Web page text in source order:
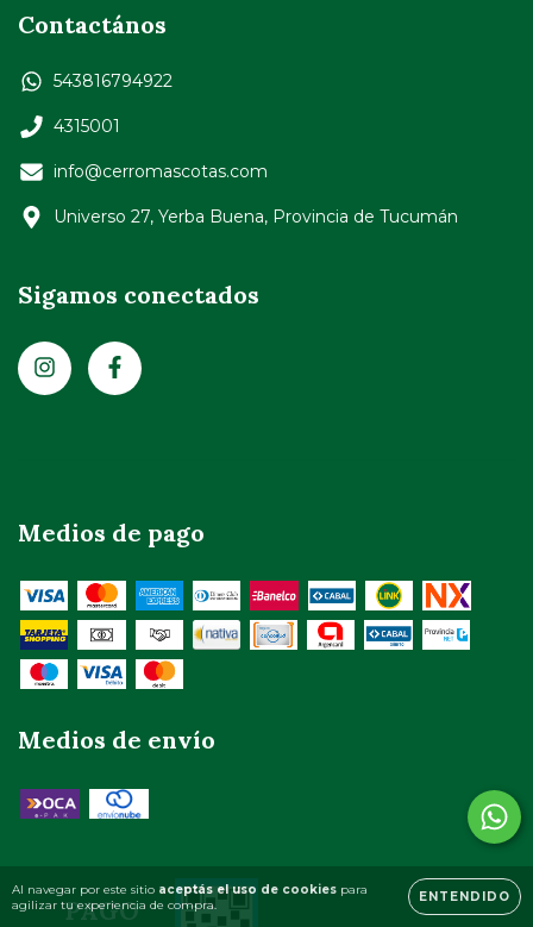
Al navegar por este sitio aceptás el uso de cookies para
agilizar tu experiencia de compra.
ENTENDIDO
Contactános
543816794922
4315001
info@cerromascotas.com
Universo 27, Yerba Buena, Provincia de Tucumán
Sigamos conectados
Medios de pago
Medios de envío
PAGO